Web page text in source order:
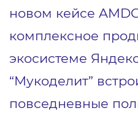
новом кейсе
комплексное
экосистеме
“Мукоделит”
повседневные